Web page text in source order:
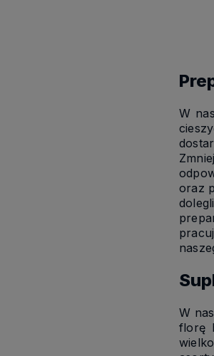
W
oraz
W
florę